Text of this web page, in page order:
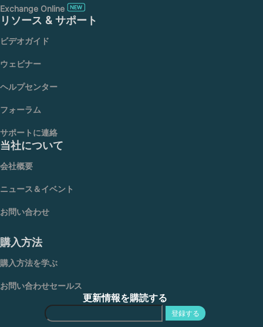
Exchange Online
リソース & サポート
ビデオガイド
ウェビナー
ヘルプセンター
フォーラム
サポートに連絡
当社について
会社概要
ニュース＆イベント
お問い合わせ
購入方法
購入方法を学ぶ
お問い合わせセールス
更新情報を購読する
登録する